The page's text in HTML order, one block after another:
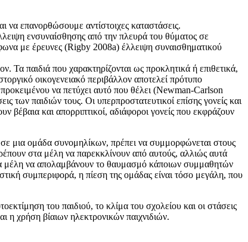
επανορθώσουμε αντίστοιχες καταστάσεις.
ενσυναίσθησης από την πλευρά του θύματος σε
με έρευνες (Rigby 2008a) έλλειψη συναισθηματικού
Τα παιδιά που χαρακτηρίζονται ως προκλητικά ή επιθετικά,
οικογενειακό περιβάλλον αποτελεί πρότυπο
να πετύχει αυτό που θέλει (Newman-Carlson
των παιδιών τους. Οι υπερπροστατευτικοί επίσης γονείς και
και απορριπτικοί, αδιάφοροι γονείς που εκφράζουν
σε μια ομάδα συνομηλίκων, πρέπει να συμμορφώνεται στους
στα μέλη να παρεκκλίνουν από αυτούς, αλλιώς αυτά
μέλη να απολαμβάνουν το θαυμασμό κάποιων συμμαθητών
συμπεριφορά, η πίεση της ομάδας είναι τόσο μεγάλη, που
του παιδιού, το κλίμα του σχολείου και οι στάσεις
η χρήση βίαιων ηλεκτρονικών παιχνιδιών.